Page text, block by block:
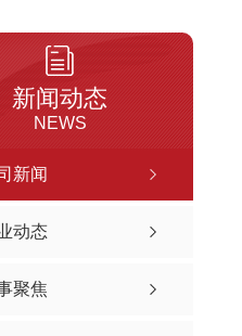
新闻动态
NEWS
新闻
动态
聚焦